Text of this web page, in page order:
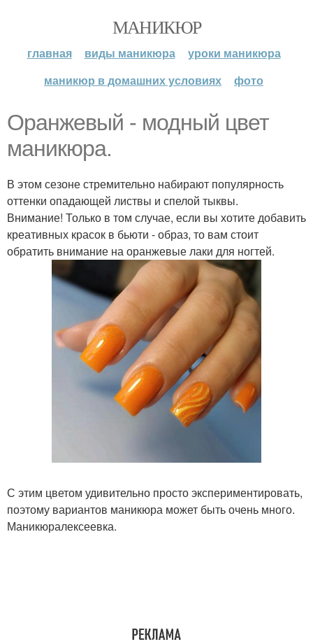
МАНИКЮР
главная виды маникюра
уроки маникюра
маникюр в домашних условиях
фото
Оранжевый - модный цвет
маникюра.
В этом сезоне стремительно набирают популярность
оттенки опадающей листвы и спелой тыквы.
Внимание! Только в том случае, если вы хотите добавить
креативных красок в бьюти - образ, то вам стоит
обратить внимание на оранжевые лаки для ногтей.
С этим цветом удивительно просто экспериментировать,
поэтому вариантов маникюра может быть очень много.
Маникюралексеевка.